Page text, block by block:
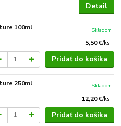
Detail
100ml
5,50 €/ks
Skladom
Pridať do košíka
250ml
12,20 €/ks
Skladom
Pridať do košíka